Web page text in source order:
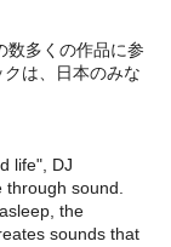
数多くの作品に参
は、日本のみな
life", DJ
sound.
the
sounds that